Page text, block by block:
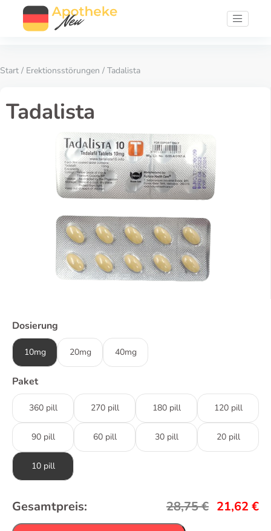
Start / Erektionsstörungen / Tadalista
Tadalista
Dosierung
10mg 20mg 40mg
Paket
360 pill 270 pill 180 pill 120 pill
90 pill 60 pill 30 pill 20 pill
10 pill
Gesamtpreis: 28,75€ 21,62 €